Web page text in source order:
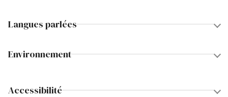
Langues parlées
Environnement
Accessibilité